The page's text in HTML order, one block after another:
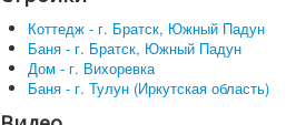
Коттедж - г. Братск, Южный Падун
Баня - г. Братск, Южный Падун
Дом - г. Вихоревка
Баня - г. Тулун (Иркутская область)